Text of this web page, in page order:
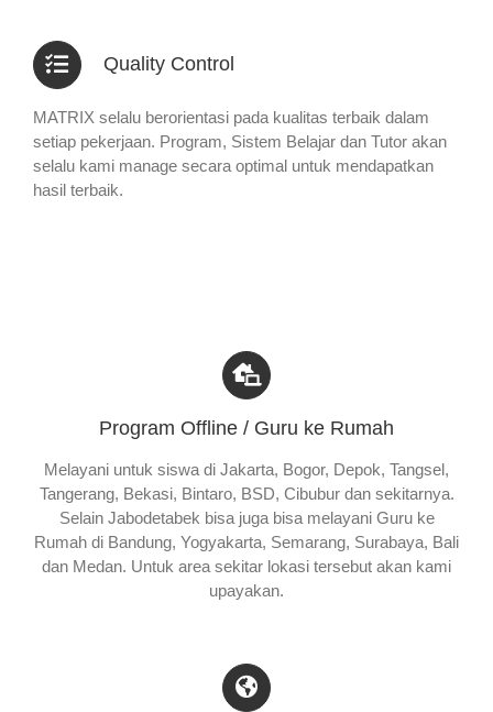
Quality Control
MATRIX selalu berorientasi pada kualitas terbaik dalam
setiap pekerjaan. Program, Sistem Belajar dan Tutor akan
selalu kami manage secara optimal untuk mendapatkan
hasil terbaik.
Program Offline / Guru ke Rumah
Melayani untuk siswa di Jakarta, Bogor, Depok, Tangsel,
Tangerang, Bekasi, Bintaro, BSD, Cibubur dan sekitarnya.
Selain Jabodetabek bisa juga bisa melayani Guru ke
Rumah di Bandung, Yogyakarta, Semarang, Surabaya, Bali
dan Medan. Untuk area sekitar lokasi tersebut akan kami
upayakan.